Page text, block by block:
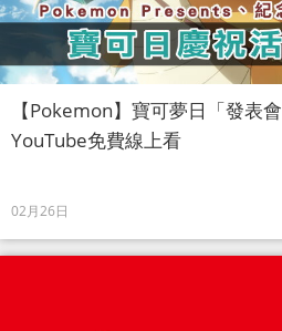
【Pokemon】寶可夢日「發表
YouTube免費線上看
02月26日